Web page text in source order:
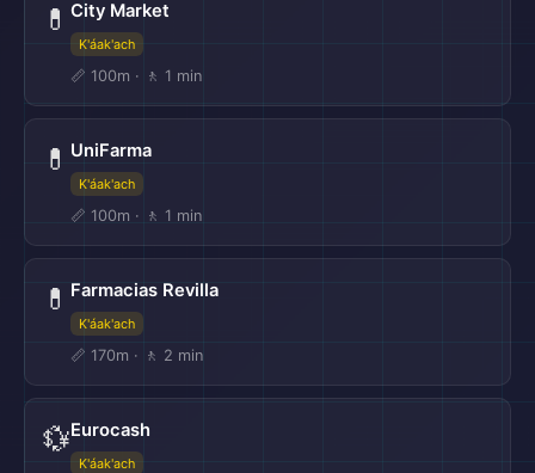
💊 City Market
K'áak'ach
📏 100m · 🚶 1 min
💊 UniFarma
K'áak'ach
📏 100m · 🚶 1 min
💊 Farmacias Revilla
K'áak'ach
📏 170m · 🚶 2 min
💱Eurocash
K'áak'ach